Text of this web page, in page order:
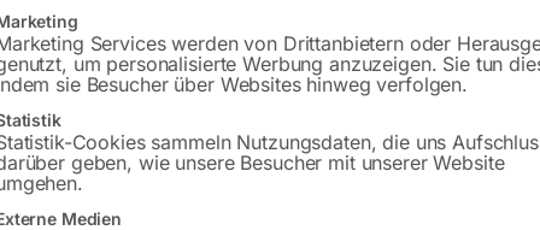
Services werden von Drittanbietern oder
um personalisierte Werbung anzuzeigen. Sie tun
sie Besucher über Websites hinweg verfolgen.
Cookies sammeln Nutzungsdaten, die uns
geben, wie unsere Besucher mit unserer Website
Medien